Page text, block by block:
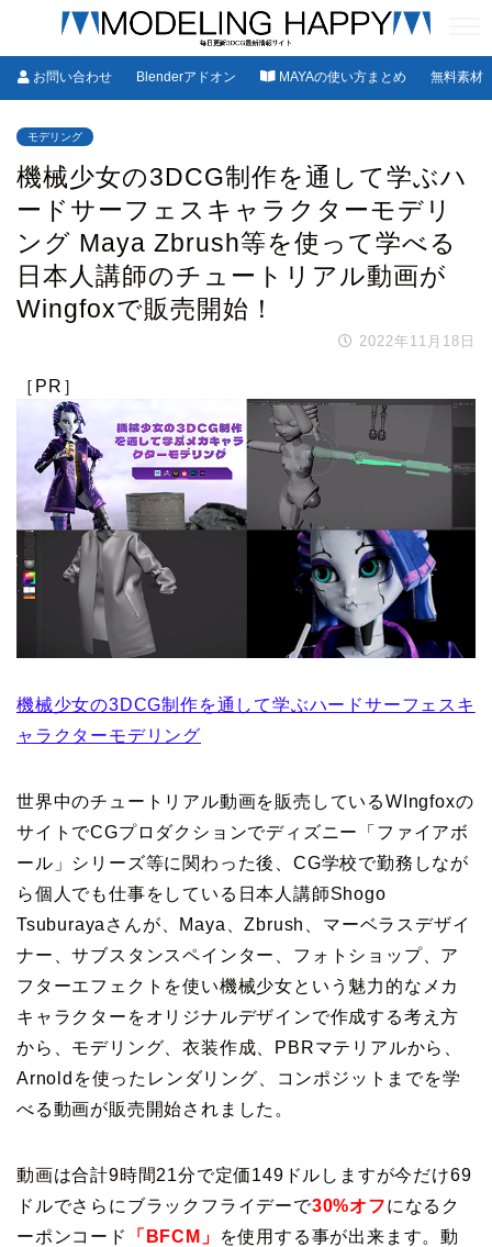
お問い合わせ Blenderアドオン MAYAの使い方まとめ 無料素材
モデリング
機械少女の3DCG制作を通して学ぶハ
ードサーフェスキャラクターモデリ
ング Maya Zbrush等を使って学べる
日本人講師のチュートリアル動画が
Wingfoxで販売開始！
2022年11月18日
［PR］
機械少女の3DCG制作を通して学ぶハードサーフェスキ
ャラクターモデリング
世界中のチュートリアル動画を販売しているWIngfoxの
サイトでCGプロダクションでディズニー「ファイアボ
ール」シリーズ等に関わった後、CG学校で勤務しなが
ら個人でも仕事をしている日本人講師Shogo
Tsuburayaさんが、Maya、Zbrush、マーベラスデザイ
ナー、サブスタンスペインター、フォトショップ、ア
フターエフェクトを使い機械少女という魅力的なメカ
キャラクターをオリジナルデザインで作成する考え方
から、モデリング、衣装作成、PBRマテリアルから、
Arnoldを使ったレンダリング、コンポジットまでを学
べる動画が販売開始されました。
動画は合計9時間21分で定価149ドルしますが今だけ69
ドルでさらにブラックフライデーで30%オフになるク
ーポンコード
「BFCM」
を使用する事が出来ます。動